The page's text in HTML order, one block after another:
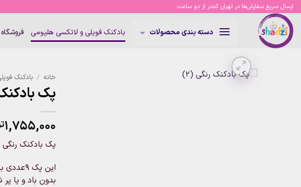
Skip
content
ارسال سریع سفارش‌ها در تهران کمتر از دو ساعت
دسته بندی محصولات بادکنک فویلی و لاتکسی هلیومی فروشگاه
خانه / بادکنک
پک
۱,۷۵۵,۰۰۰
پک بادکنک رنگی
بدون باد و یا